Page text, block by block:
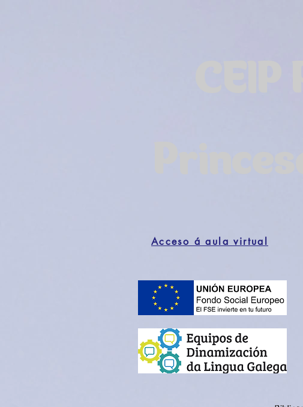
Acceso á aula virtual